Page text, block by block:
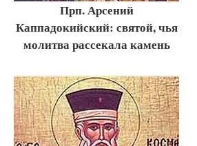
Прп. Арсений
Каппадокийский: святой, чья
молитва рассекала камень